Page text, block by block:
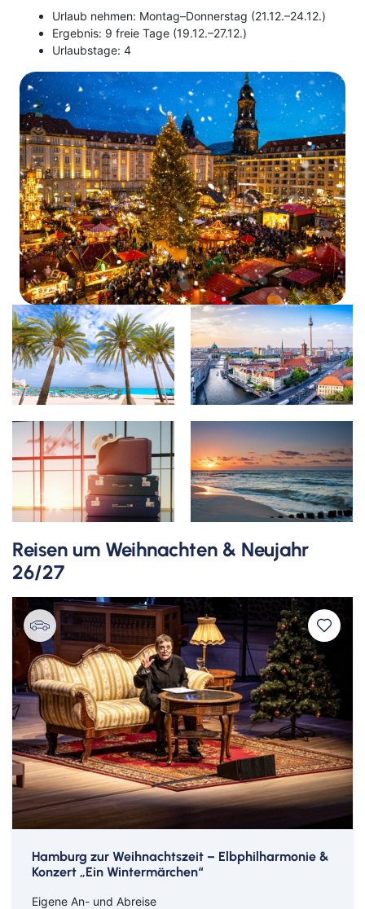
Urlaub nehmen: Montag–Donnerstag (21.12.–24.12.)
Ergebnis: 9 freie Tage (19.12.–27.12.)
Urlaubstage: 4
Reisen um Weihnachten & Neujahr
26/27
Hamburg zur Weihnachtszeit – Elbphilharmonie &
Konzert „Ein Wintermärchen“
Eigene An- und Abreise